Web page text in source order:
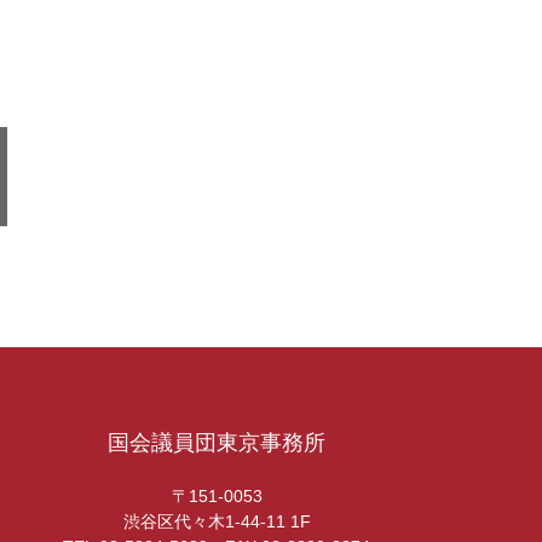
国会議員団東京事務所
〒151-0053
渋谷区代々木1-44-11 1F